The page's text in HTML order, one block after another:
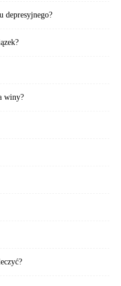
depresyjnego?
winy?